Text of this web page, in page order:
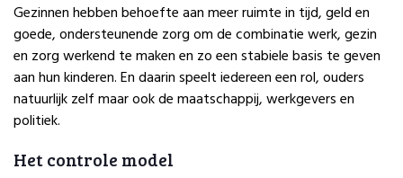
Gezinnen hebben behoefte aan meer ruimte in tijd, geld en
goede, ondersteunende zorg om de combinatie werk, gezin
en zorg werkend te maken en zo een stabiele basis te geven
aan hun kinderen. En daarin speelt iedereen een rol, ouders
natuurlijk zelf maar ook de maatschappij, werkgevers en
politiek.
Het controle model